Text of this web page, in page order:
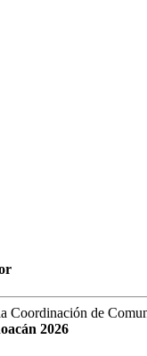
Coordinación de
2026